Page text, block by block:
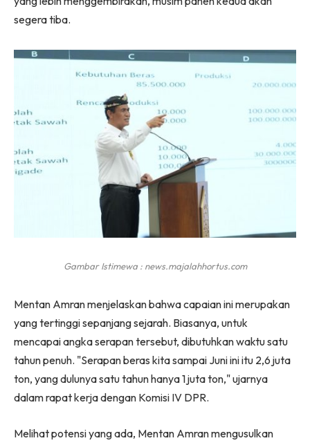
segera tiba.
Gambar Istimewa : news.majalahhortus.com
Mentan Amran menjelaskan bahwa capaian ini merupakan
yang tertinggi sepanjang sejarah. Biasanya, untuk
mencapai angka serapan tersebut, dibutuhkan waktu satu
tahun penuh. "Serapan beras kita sampai Juni ini itu 2,6 juta
ton, yang dulunya satu tahun hanya 1 juta ton," ujarnya
dalam rapat kerja dengan Komisi IV DPR.
Melihat potensi yang ada, Mentan Amran mengusulkan